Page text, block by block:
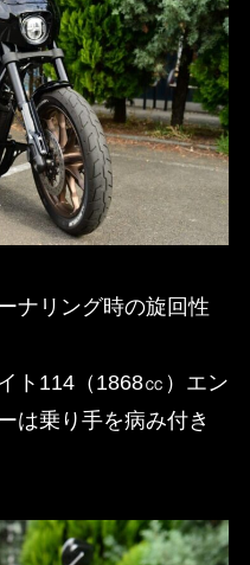
ナリング時の旋回性
ト114（1868㏄）エン
は乗り手を病み付き